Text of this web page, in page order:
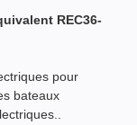
REC36-
pour
bateaux